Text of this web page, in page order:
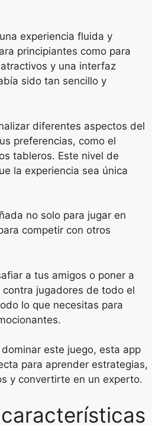
experiencia fluida y
principiantes como para
y una interfaz
sido tan sencillo y
diferentes aspectos del
preferencias, como el
tableros. Este nivel de
la experiencia sea única
no solo para jugar en
competir con otros
a tus amigos o poner a
jugadores de todo el
lo que necesitas para
este juego, esta app
para aprender estrategias,
y convertirte en un experto.